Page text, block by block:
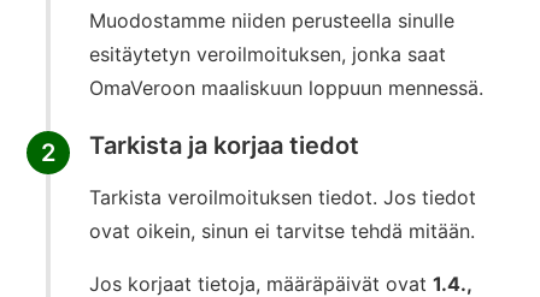
Muodostamme niiden perusteella sinulle
esitäytetyn veroilmoituksen, jonka saat
OmaVeroon maaliskuun loppuun mennessä.
2 Tarkista ja korjaa tiedot
Tarkista veroilmoituksen tiedot. Jos tiedot
ovat oikein, sinun ei tarvitse tehdä mitään.
Jos korjaat tietoja, määräpäivät ovat 1.4.,